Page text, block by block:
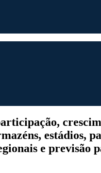
estádios,
e previsão